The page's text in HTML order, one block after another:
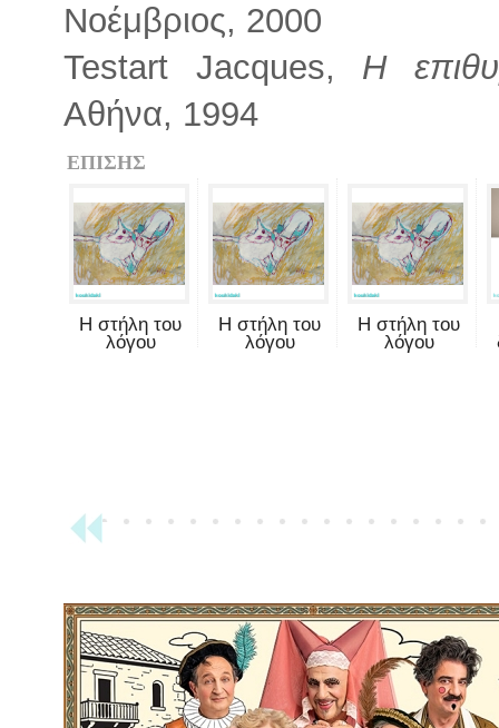
Νοέμβριος, 2000
Testart Jacques, Η
Αθήνα, 1994
ΕΠΙΣΗΣ
Η στήλη του
λόγου
Η στήλη του
λόγου
Η στήλη του
λόγου